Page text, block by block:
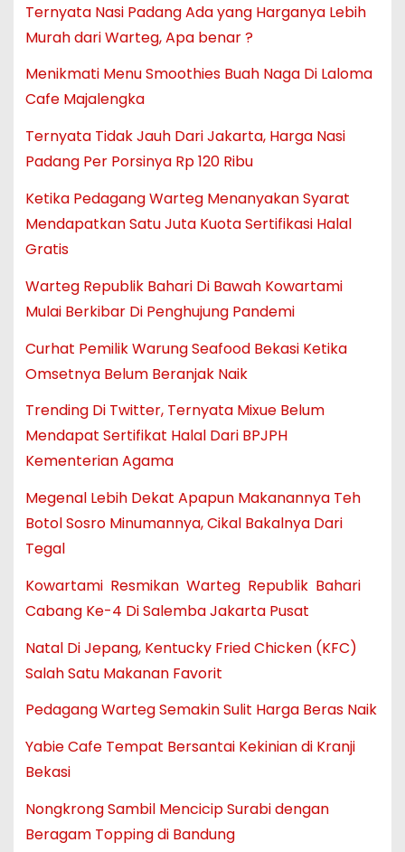
Ternyata Nasi Padang Ada yang Harganya Lebih
Murah dari Warteg, Apa benar ?
Menikmati Menu Smoothies Buah Naga Di Laloma
Cafe Majalengka
Ternyata Tidak Jauh Dari Jakarta, Harga Nasi
Padang Per Porsinya Rp 120 Ribu
Ketika Pedagang Warteg Menanyakan Syarat
Mendapatkan Satu Juta Kuota Sertifikasi Halal
Gratis
Warteg Republik Bahari Di Bawah Kowartami
Mulai Berkibar Di Penghujung Pandemi
Curhat Pemilik Warung Seafood Bekasi Ketika
Omsetnya Belum Beranjak Naik
Trending Di Twitter, Ternyata Mixue Belum
Mendapat Sertifikat Halal Dari BPJPH
Kementerian Agama
Megenal Lebih Dekat Apapun Makanannya Teh
Botol Sosro Minumannya, Cikal Bakalnya Dari
Tegal
Kowartami Resmikan Warteg Republik Bahari
Cabang Ke-4 Di Salemba Jakarta Pusat
Natal Di Jepang, Kentucky Fried Chicken (KFC)
Salah Satu Makanan Favorit
Pedagang Warteg Semakin Sulit Harga Beras Naik
Yabie Cafe Tempat Bersantai Kekinian di Kranji
Bekasi
Nongkrong Sambil Mencicip Surabi dengan
Beragam Topping di Bandung